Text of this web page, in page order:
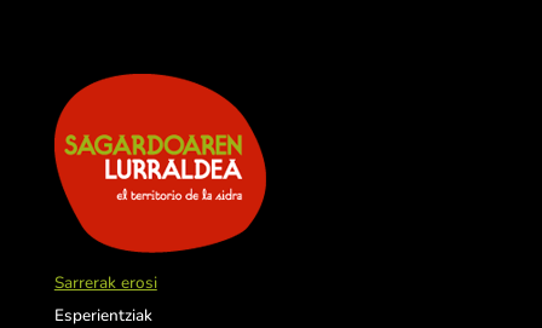
Sarrerak erosi
Esperientziak